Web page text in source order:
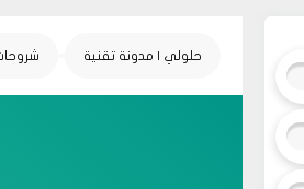
حلولي | مدونة تقنية